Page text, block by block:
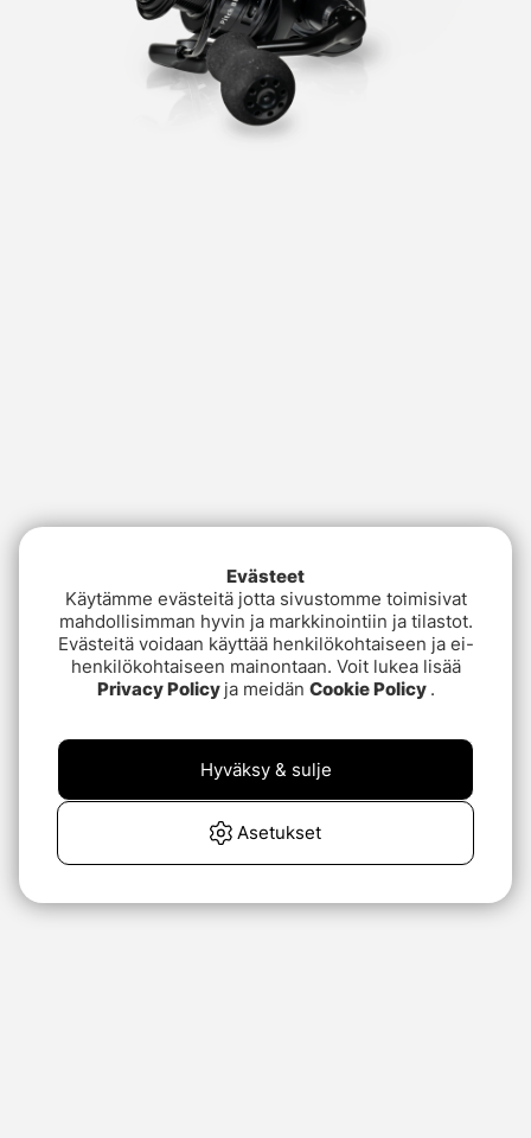
Evästeet
Käytämme evästeitä jotta sivustomme toimisivat
mahdollisimman hyvin ja markkinointiin ja tilastot.
Evästeitä voidaan käyttää henkilökohtaiseen ja ei-
henkilökohtaiseen mainontaan. Voit lukea lisää
Privacy Policy ja meidän Cookie Policy .
Asetukset
Hyväksy & sulje